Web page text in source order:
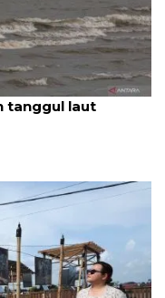
tanggul laut